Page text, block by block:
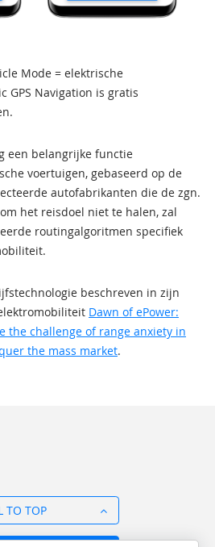
Mode = elektrische
GPS Navigation is gratis
een belangrijke functie
voertuigen, gebaseerd op de
autofabrikanten die de zgn.
het reisdoel niet te halen, zal
routingalgoritmen specifiek
beschreven in zijn
Dawn of ePower:
the challenge of range anxiety in
the mass market.
TO TOP